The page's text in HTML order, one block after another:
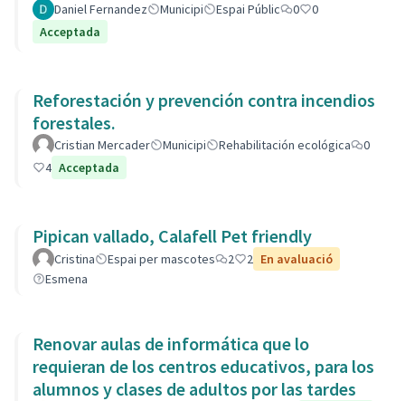
Daniel Fernandez Municipi Espai Públic 0
0
Acceptada
Reforestación y prevención contra incendios
forestales.
Cristian Mercader Municipi Rehabilitación ecológica
0
4 Acceptada
Pipican vallado, Calafell Pet friendly
Cristina Espai per mascotes 2 2 En avaluació
Esmena
Renovar aulas de informática que lo
requieran de los centros educativos, para los
alumnos y clases de adultos por las tardes